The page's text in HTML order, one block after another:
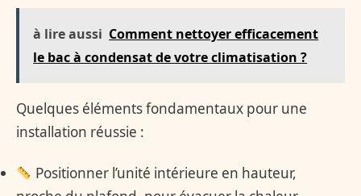
à lire aussi Comment nettoyer efficacement
le bac à condensat de votre climatisation ?
Quelques éléments fondamentaux pour une
installation réussie :
Positionner l’unité intérieure en hauteur,